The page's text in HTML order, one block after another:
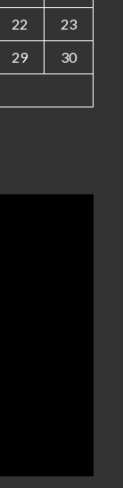
22
23
29
30